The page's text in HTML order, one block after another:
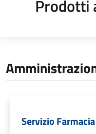
Prodotti
Servizio